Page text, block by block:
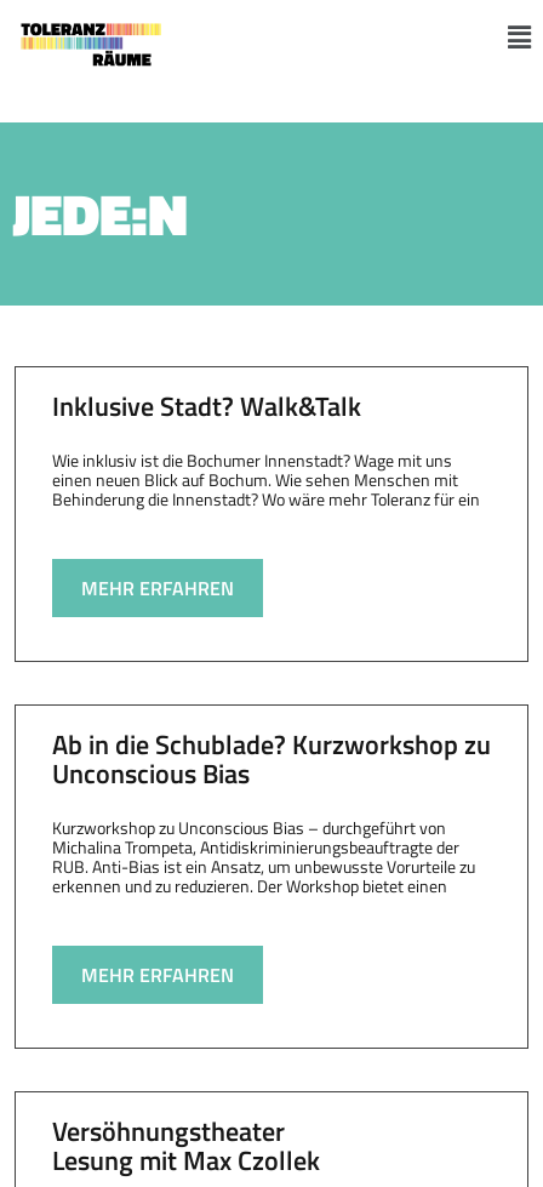
Inhalt
springen
JEDE:N
Inklusive Stadt? Walk&Talk
Wie inklusiv ist die Bochumer Innenstadt? Wage mit uns
einen neuen Blick auf Bochum. Wie sehen Menschen mit
Behinderung die Innenstadt? Wo wäre mehr Toleranz für ein
MEHR ERFAHREN
Ab in die Schublade? Kurzworkshop zu
Unconscious Bias
Kurzworkshop zu Unconscious Bias – durchgeführt von
Michalina Trompeta, Antidiskriminierungsbeauftragte der
RUB. Anti-Bias ist ein Ansatz, um unbewusste Vorurteile zu
erkennen und zu reduzieren. Der Workshop bietet einen
MEHR ERFAHREN
Versöhnungstheater
Lesung mit Max Czollek